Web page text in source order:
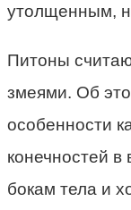
утолщенным,
Питоны
змеями. Об
особенности
конечностей в
бокам тела и